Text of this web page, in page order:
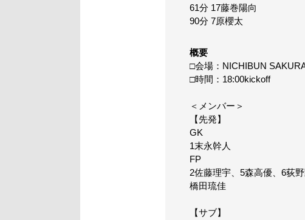
61分 17藤巻陽向
90分 7原櫻太
概要
□会場：NICHIBUN
□時間：18:00kickoff
＜メンバー＞
【先発】
GK
1末永幹人
FP
2佐藤理宇、5森高優、6荻
橋田琉佳
【サブ】